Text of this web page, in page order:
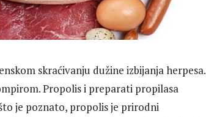
skraćivanju dužine izbijanja herpesa.
Propolis i preparati propilasa
je poznato, propolis je prirodni